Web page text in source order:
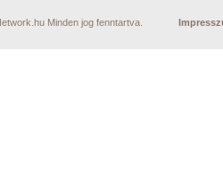
Minden jog fenntartva.